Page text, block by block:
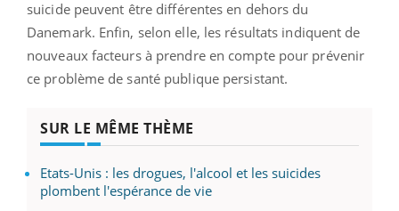
suicide peuvent être différentes en dehors du
Danemark. Enfin, selon elle, les résultats indiquent de
nouveaux facteurs à prendre en compte pour prévenir
ce problème de santé publique persistant.
SUR LE MÊME THÈME
Etats-Unis : les drogues, l'alcool et les suicides
plombent l'espérance de vie